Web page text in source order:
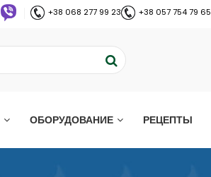
+38 068 277 99 23 +38 057 754 79 65
ОБОРУДОВАНИЕ РЕЦЕПТЫ